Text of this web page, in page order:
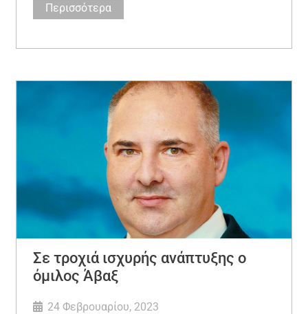
Περισσότερα
Σε τροχιά ισχυρής ανάπτυξης ο
όμιλος Άβαξ
24 Φεβρουαρίου, 2023